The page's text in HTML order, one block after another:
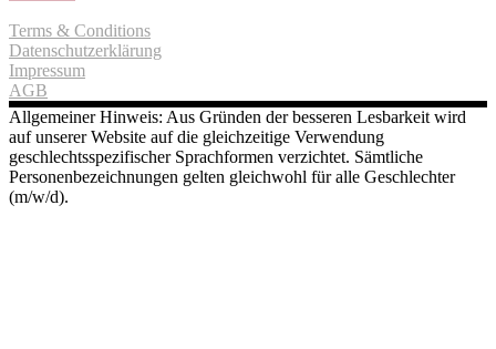
Terms & Conditions
Datenschutzerklärung
Impressum
AGB
Allgemeiner Hinweis: Aus Gründen der besseren Lesbarkeit wird
auf unserer Website auf die gleichzeitige Verwendung
geschlechtsspezifischer Sprachformen verzichtet. Sämtliche
Personenbezeichnungen gelten gleichwohl für alle Geschlechter
(m/w/d).